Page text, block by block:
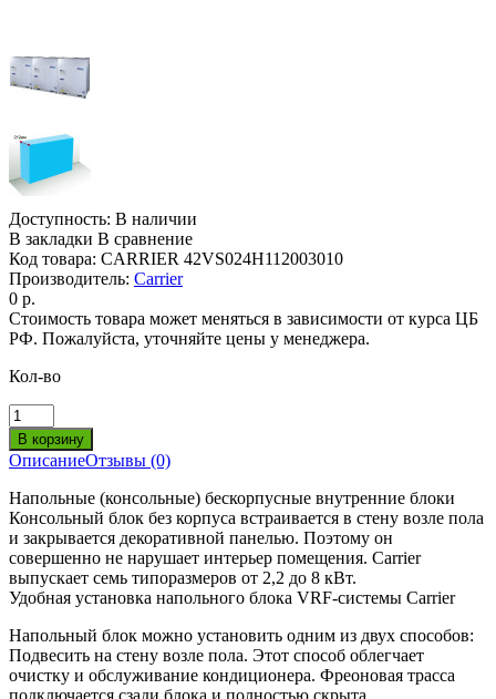
Доступность: В наличии
В закладки В сравнение
Код товара: CARRIER 42VS024H112003010
Производитель: Carrier
0 р.
Стоимость товара может меняться в зависимости от курса ЦБ
РФ. Пожалуйста, уточняйте цены у менеджера.
Кол-во
ОписаниеОтзывы (0)
Напольные (консольные) бескорпусные внутренние блоки
Консольный блок без корпуса встраивается в стену возле пола
и закрывается декоративной панелью. Поэтому он
совершенно не нарушает интерьер помещения. Carrier
выпускает семь типоразмеров от 2,2 до 8 кВт.
Удобная установка напольного блока VRF-системы Carrier
Напольный блок можно установить одним из двух способов:
Подвесить на стену возле пола. Этот способ облегчает
очистку и обслуживание кондиционера. Фреоновая трасса
подключается сзади блока и полностью скрыта.